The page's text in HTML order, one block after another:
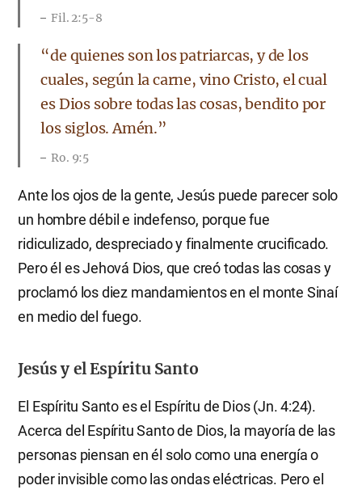
Fil. 2:5-8
​“de quienes son los patriarcas, y de los
cuales, según la carne, vino Cristo, el cual
es Dios sobre todas las cosas, bendito por
los siglos. Amén.”
Ro. 9:5
Ante los ojos de la gente, Jesús puede parecer solo
un hombre débil e indefenso, porque fue
ridiculizado, despreciado y finalmente crucificado.
Pero él es Jehová Dios, que creó todas las cosas y
proclamó los diez mandamientos en el monte Sinaí
en medio del fuego.
Jesús y el Espíritu Santo
El Espíritu Santo es el Espíritu de Dios (Jn. 4:24).
Acerca del Espíritu Santo de Dios, la mayoría de las
personas piensan en él solo como una energía o
poder invisible como las ondas eléctricas. Pero el